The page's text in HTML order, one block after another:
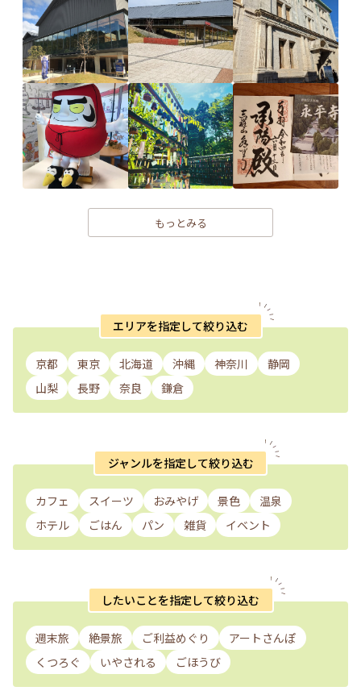
もっとみる
エリアを指定して絞り込む
京都 東京 北海道 沖縄 神奈川
静岡
山梨
長野 奈良 鎌倉
ジャンルを指定して絞り込む
カフェ スイーツ おみやげ 景色
温泉
ホテル
ごはん パン 雑貨 イベント
したいことを指定して絞り込む
週末旅 絶景旅 ご利益めぐり
アートさんぽ
くつろぐ
いやされる ごほうび